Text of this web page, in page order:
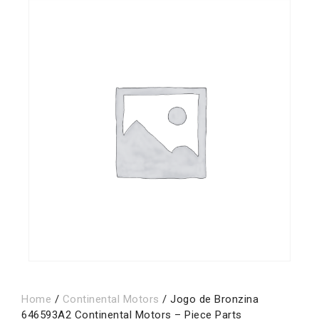
Home / Continental Motors / Jogo de Bronzina
646593A2 Continental Motors – Piece Parts